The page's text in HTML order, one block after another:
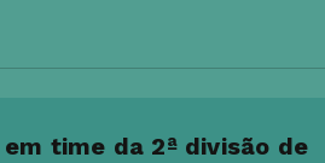
time da 2ª divisão de